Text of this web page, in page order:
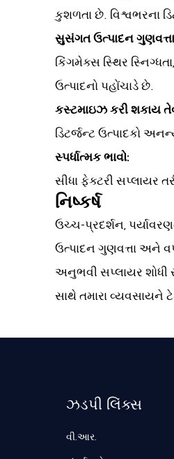
કુશળતા છે. વિશ્વભરના
સુસંગત ઉત્પાદન
કિંગમેક્સ સ્થિર
ઉત્પાદનો પહોંચાડે છે.
કસ્ટમાઇઝ કરી શકાય
ડિટર્જન્ટ ઉત્પાદકો
સ્પર્ધાત્મક ભાવો:
સીધા ફેક્ટરી સપ્લાયર
નિષ્કર્ષ
ઉચ્ચ-પ્રદર્શન,
ઉત્પાદન ગુણવત્તા અને
અનુભવી સપ્લાયર શોધી
સાથે તમારા વ્યવસાયને
ઝડપી લિંક્સ
વી.આર.